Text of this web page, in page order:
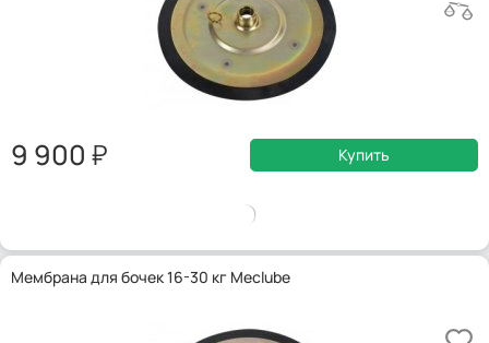
9 900 Купить
Мембрана для бочек 16-30 кг Meclube